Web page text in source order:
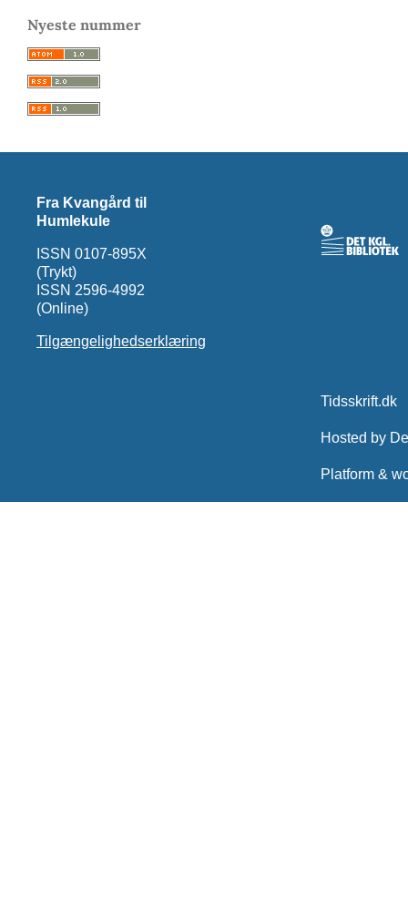
Nyeste nummer
Fra Kvangård til
Humlekule
ISSN 0107-895X
(Trykt)
ISSN 2596-4992
(Online)
Tilgængelighedserklæring